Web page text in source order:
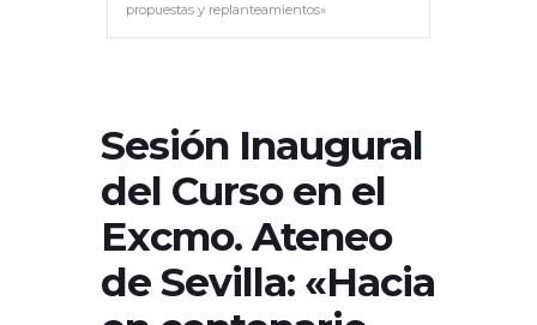
propuestas y replanteamientos»
Sesión Inaugural
del Curso en el
Excmo. Ateneo
de Sevilla: «Hacia